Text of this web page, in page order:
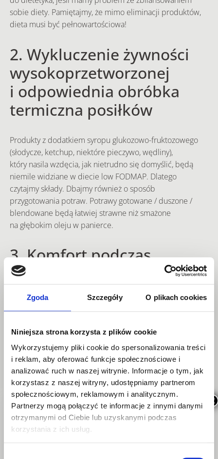
Zgoda Szczegóły O plikach cookies
Niniejsza strona korzysta z plików cookie
Wykorzystujemy pliki cookie do spersonalizowania treści
i reklam, aby oferować funkcje społecznościowe i
analizować ruch w naszej witrynie. Informacje o tym, jak
korzystasz z naszej witryny, udostępniamy partnerom
społecznościowym, reklamowym i analitycznym.
Partnerzy mogą połączyć te informacje z innymi danymi
otrzymanymi od Ciebie lub uzyskanymi podczas
korzystania z ich usług.
sobie diety. Pamiętajmy, że mimo eliminacji produktów,
dieta musi być pełnowartościowa!
2. Wykluczenie żywności
wysokoprzetworzonej
i odpowiednia obróbka
termiczna posiłków
Produkty z dodatkiem syropu glukozowo-fruktozowego
(słodycze, ketchup, niektóre pieczywo, wędliny),
który nasila wzdęcia, jak nietrudno się domyślić, będą
niemile widziane w diecie low FODMAP. Dlatego
czytajmy składy. Dbajmy również o sposób
przygotowania potraw. Potrawy gotowane / duszone /
blendowane będą łatwiej strawne niż smażone
na głębokim oleju w panierce.
3. Komfort podczas
jedzenia, mindfull eating
oraz ograniczenie stresu
i unikać „ropraszaczy” typu telewizor, komputer,
książka. Skupiając się równoczenie na innej czynności
w czasie jedzenia, nie zwracamy często uwagi na ilości
i jakość pożywienia, spożywamy szybciej i robimy
większe kęsy, co skutkuje gorszym trawieniem i często
dyskomfortem trawiennym. Warto również na czas
posiłków zrezygnować z rozmów. „Połykamy” wtedy
wiecej powietrza, co powoduje nadmierne
gromadzenie gazów. Należy również pamiętać,
pięciu mniejszych posiłków niż dwóch bardzo obfitych
×